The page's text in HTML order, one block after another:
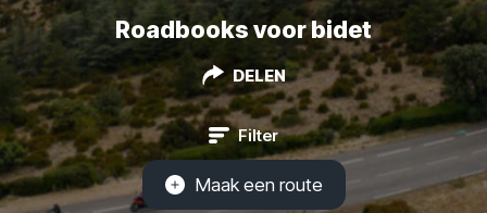
Roadbooks voor bidet
DELEN
Filter
Maak een route